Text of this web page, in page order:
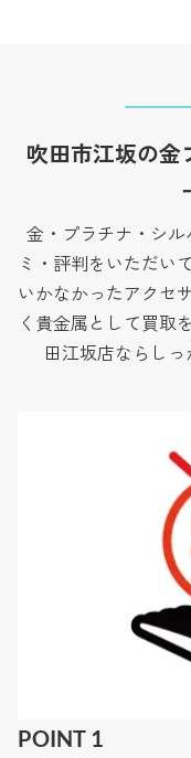
吹田市江坂の金
金・プラチナ・シ
ミ・評判をいただい
いかなかったアクセ
く貴金属として買取
田江坂店ならし
POINT 1